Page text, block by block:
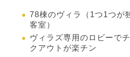
78棟のヴィラ（1つ1つが
客室）
ヴィラズ専用のロビーで
クアウトが楽チン